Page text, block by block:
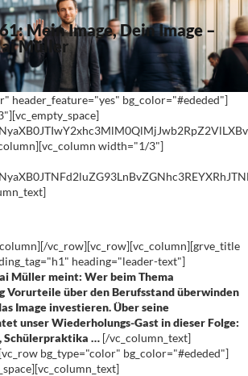
Mein Image, Dein Image –
Müller
header_feature="yes" bg_color="#ededed"]
width="1/3"]
vc_row][vc_row][vc_column][grve_title
heading="leader-text"]
Müller meint: Wer beim Thema
Vorurteile über den Berufsstand überwinden
Image investieren. Über seine
unser Wiederholungs-Gast in dieser Folge:
Schülerpraktika … [/vc_column_text]
bg_type="color" bg_color="#ededed"]